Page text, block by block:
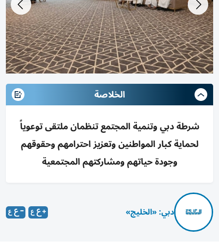
الخلاصة
شرطة دبي وتنمية المجتمع تنظمان ملتقى توعوياً
لحماية كبار المواطنين وتعزيز احترامهم وحقوقهم
وجودة حياتهم ومشاركتهم المجتمعية
دبي: «الخليج»